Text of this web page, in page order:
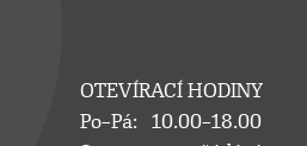
OTEVÍRACÍ HODINY
Po–Pá:
10.00–18.00